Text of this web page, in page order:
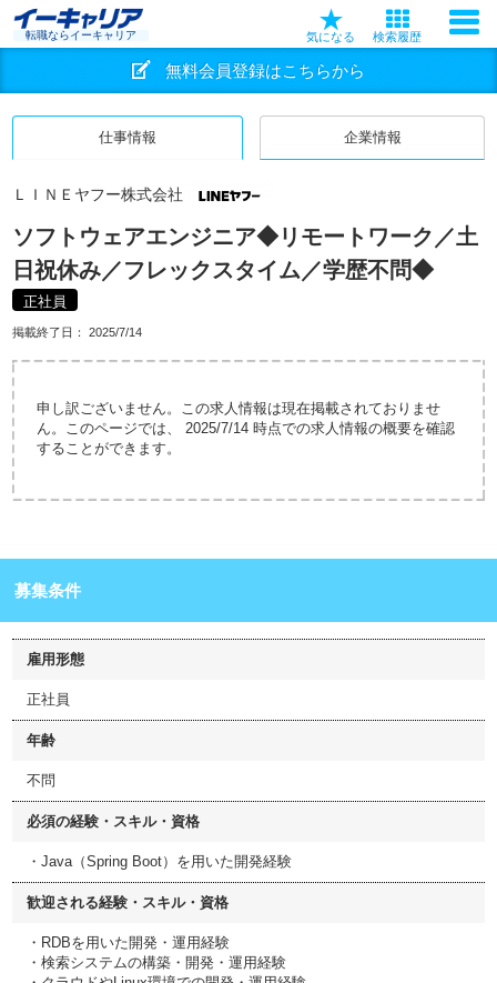
転職ならイーキャリア 気になる 検索履歴
無料会員登録はこちらから
仕事情報 企業情報
ＬＩＮＥヤフー株式会社
ソフトウェアエンジニア◆リモートワーク／土
日祝休み／フレックスタイム／学歴不問◆
正社員
掲載終了日： 2025/7/14
申し訳ございません。この求人情報は現在掲載されておりませ
ん。このページでは、 2025/7/14 時点での求人情報の概要を確認
することができます。
募集条件
雇用形態
正社員
年齢
不問
必須の経験・スキル・資格
・Java（Spring Boot）を用いた開発経験
歓迎される経験・スキル・資格
・RDBを用いた開発・運用経験
・検索システムの構築・開発・運用経験